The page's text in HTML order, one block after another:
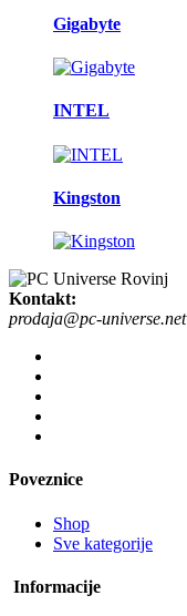
Gigabyte
INTEL
Kingston
Kontakt:
prodaja@pc-universe.net
Poveznice
Shop
Sve kategorije
Informacije